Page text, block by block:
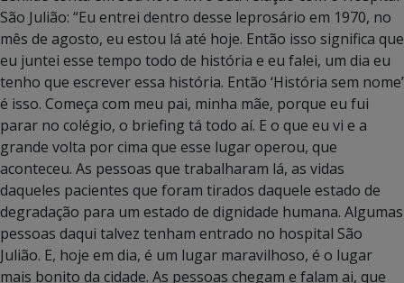
São Julião: “Eu entrei dentro desse leprosário em 1970, no
mês de agosto, eu estou lá até hoje. Então isso significa que
eu juntei esse tempo todo de história e eu falei, um dia eu
tenho que escrever essa história. Então ‘História sem nome’
é isso. Começa com meu pai, minha mãe, porque eu fui
parar no colégio, o briefing tá todo aí. E o que eu vi e a
grande volta por cima que esse lugar operou, que
aconteceu. As pessoas que trabalharam lá, as vidas
daqueles pacientes que foram tirados daquele estado de
degradação para um estado de dignidade humana. Algumas
pessoas daqui talvez tenham entrado no hospital São
Julião. E, hoje em dia, é um lugar maravilhoso, é o lugar
mais bonito da cidade. As pessoas chegam e falam ai, que